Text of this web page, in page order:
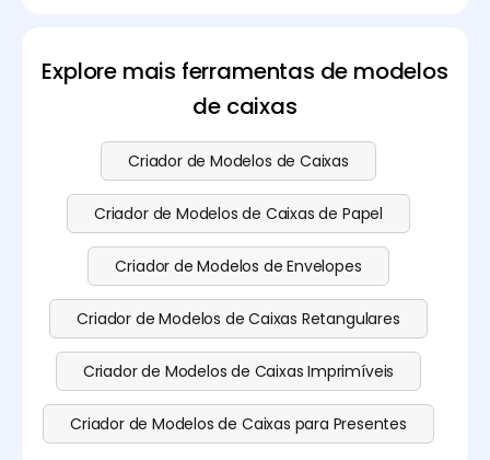
Explore mais ferramentas de modelos
de caixas
Criador de Modelos de Caixas
Criador de Modelos de Caixas de Papel
Criador de Modelos de Envelopes
Criador de Modelos de Caixas Retangulares
Criador de Modelos de Caixas Imprimíveis
Criador de Modelos de Caixas para Presentes